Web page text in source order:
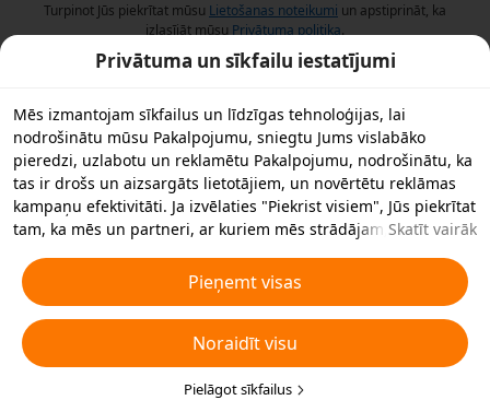
Turpinot Jūs piekrītat mūsu Lietošanas noteikumi un apstiprināt, ka
izlasījāt mūsu Privātuma politika.
Privātuma un sīkfailu iestatījumi
Mēs izmantojam sīkfailus un līdzīgas tehnoloģijas, lai
nodrošinātu mūsu Pakalpojumu, sniegtu Jums vislabāko
pieredzi, uzlabotu un reklamētu Pakalpojumu, nodrošinātu, ka
tas ir drošs un aizsargāts lietotājiem, un novērtētu reklāmas
kampaņu efektivitāti. Ja izvēlaties "Piekrist visiem", Jūs piekrītat
tam, ka mēs un partneri, ar kuriem mēs strādājam,
reklāmas nolūkos. Jūs varat arī noraidīt visus nebūtiskos
sīkfailus vai izvēlēties, kāda veida sīkfailus vēlaties pieņemt vai
atspējot, noklikšķinot uz "Pielāgot sīkfailus" zemāk vai jebkurā
laikā privātuma iestatījumos. Sīkākai informācijai skatiet mūsu
Sīkfailu un līdzīgu tehnoloģiju politiku.
Skatīt vairāk
Pieņemt visas
Noraidīt visu
Pielāgot sīkfailus